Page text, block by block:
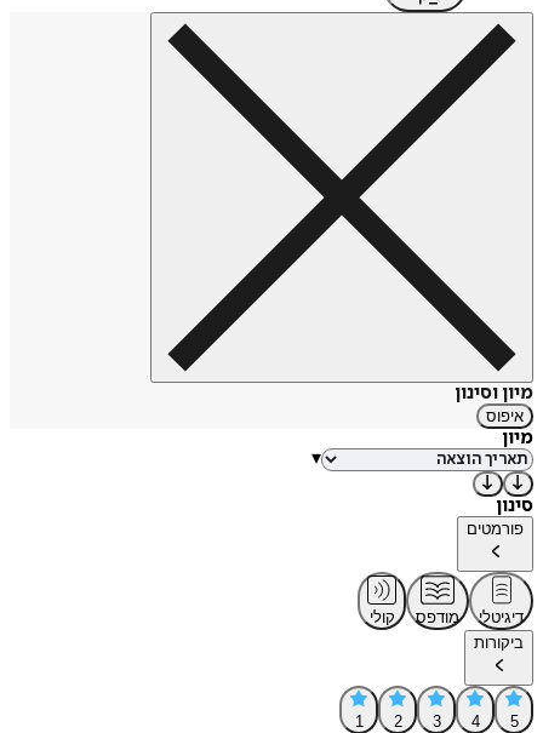
מיון וסינון
איפוס
מיון
▾
סינון
פורמטים
דיגיטלי מודפס
קולי
ביקורות
5
4
3
2
1